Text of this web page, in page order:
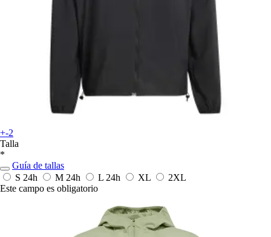
+-2
Talla
*
Guía de tallas
S 24h M 24h L 24h XL
2XL
Este campo es obligatorio